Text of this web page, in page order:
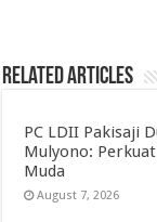
Related Articles
PC LDII Pakisaji
Mulyono:
Muda
August 7, 2026